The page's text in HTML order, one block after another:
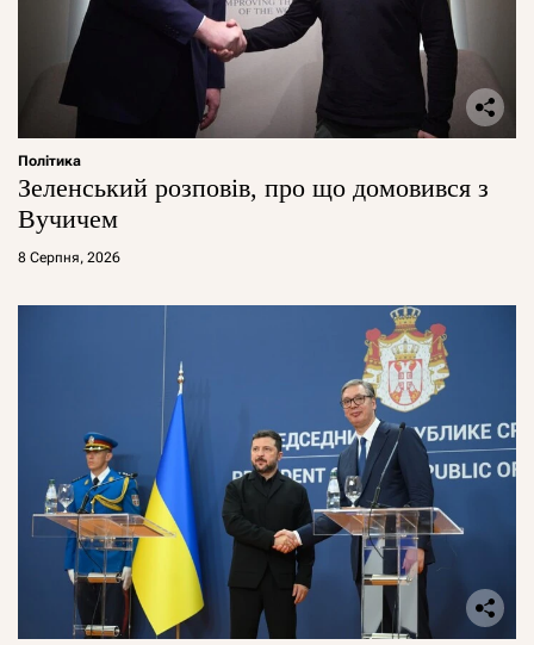
Політика
Зеленський розповів, про що домовився з
Вучичем
8 Серпня, 2026